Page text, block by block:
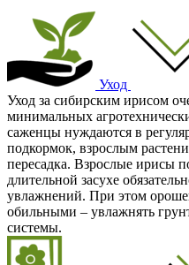
Уход
Уход за сибирским ирисом
минимальных
саженцы нуждаются в
подкормок, взрослым
пересадка. Взрослые ирисы
длительной засухе
увлажнений. При этом
обильными – увлажнять
системы.